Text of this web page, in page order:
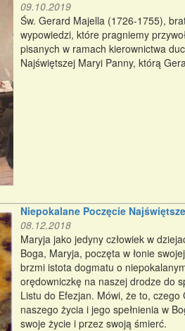
09.10.2019
Św. Gerard Majella (1726-1755),
wypowiedzi, które pragniemy
pisanych w ramach kierownictwa
Najświętszej Maryi Panny, którą
Niepokalane Poczęcie
08.12.2018
Maryja jako jedyny człowiek w
Boga, Maryja, poczęta w łonie
brzmi istota dogmatu o
orędowniczkę na naszej drodze do
Listu do Efezjan. Mówi, że to,
naszego życia i jego spełnienia w
swoje życie i przez swoją śmierć.